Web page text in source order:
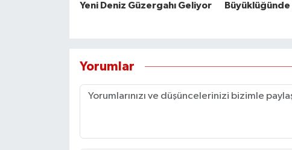
Yeni Deniz Güzergahı Geliyor
Büyüklüğünde
Yorumlar